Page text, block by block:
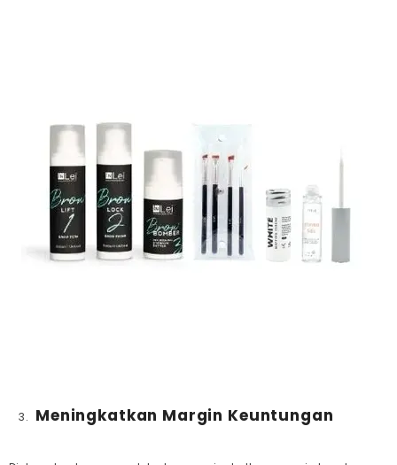
Meningkatkan Margin Keuntungan